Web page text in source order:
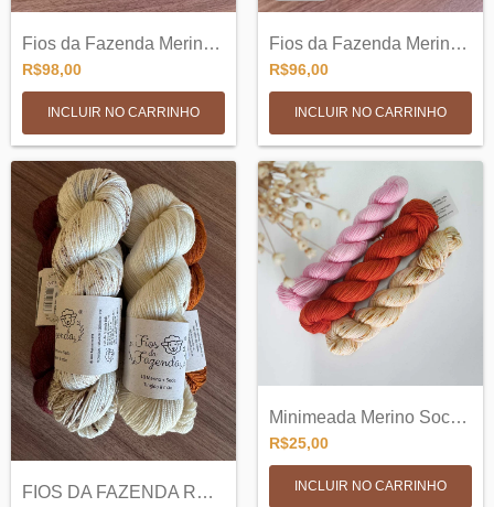
Fios da Fazenda Merino Sock SW 3ply - 10...
R$98,00
INCLUIR NO CARRINHO
Fios da Fazenda Merino DK 6PLY
R$96,00
INCLUIR NO CARRINHO
FIOS DA FAZENDA ROCIO - LÃ MERINO + SEDA
Minimeada Merino Sock SW 3 ply - 20g
R$25,00
INCLUIR NO CARRINHO